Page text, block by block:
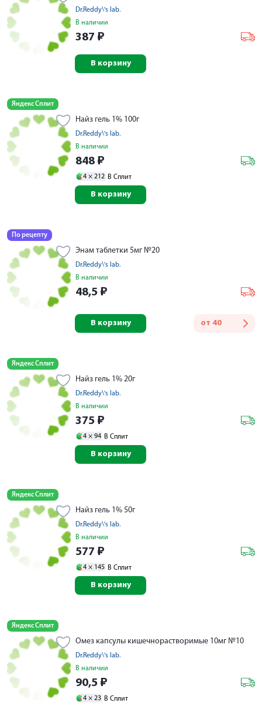
Dr.Reddy\'s lab.
В наличии
387 ₽
В корзину
Яндекс Сплит
Найз гель 1% 100г
Dr.Reddy\'s lab.
В наличии
848 ₽
4 × 212 В Сплит
В корзину
По рецепту
Энам таблетки 5мг №20
Dr.Reddy\'s lab.
В наличии
48,5 ₽
от 40
В корзину
Яндекс Сплит
Найз гель 1% 20г
Dr.Reddy\'s lab.
В наличии
375 ₽
4 × 94 В Сплит
В корзину
Яндекс Сплит
Найз гель 1% 50г
Dr.Reddy\'s lab.
В наличии
577 ₽
4 × 145 В Сплит
В корзину
Яндекс Сплит
Омез капсулы кишечнорастворимые 10мг №10
Dr.Reddy\'s lab.
В наличии
90,5 ₽
4 × 23 В Сплит